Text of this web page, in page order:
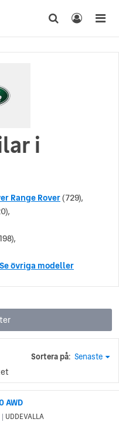
i
Range Rover(729),
Se övriga modeller
Sortera på: Senaste
AWD
UDDEVALLA